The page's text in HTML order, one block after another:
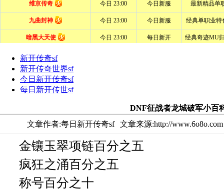
新开传奇sf
新开传奇世界sf
今日新开传奇sf
每日新开传世sf
DNF征战者龙城破军小百
文章作者:每日新开传奇sf
文章来源:http://www.6o8o.com
金镶玉翠项链百分之五
疯狂之涌百分之五
称号百分之十